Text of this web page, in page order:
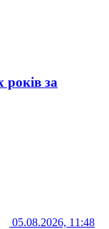
років за
05.08.2026, 11:48